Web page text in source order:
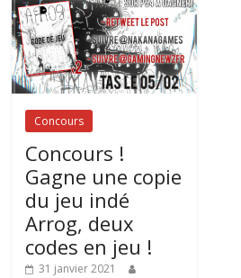
Concours
Concours !
Gagne une copie
du jeu indé
Arrog, deux
codes en jeu !
31 janvier 2021